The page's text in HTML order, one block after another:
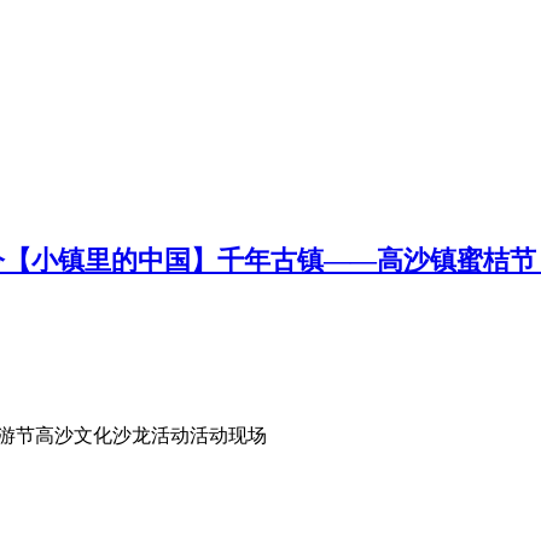
小镇里的中国】千年古镇——高沙镇蜜桔节
节高沙文化沙龙活动活动现场